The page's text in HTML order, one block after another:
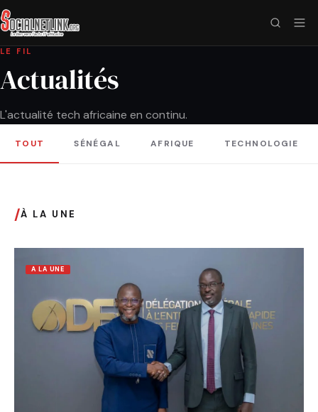
LE FIL
Actualités
L'actualité tech africaine en continu.
TOUT SÉNÉGAL AFRIQUE TECHNOLOGIE
/À LA UNE
A LA UNE